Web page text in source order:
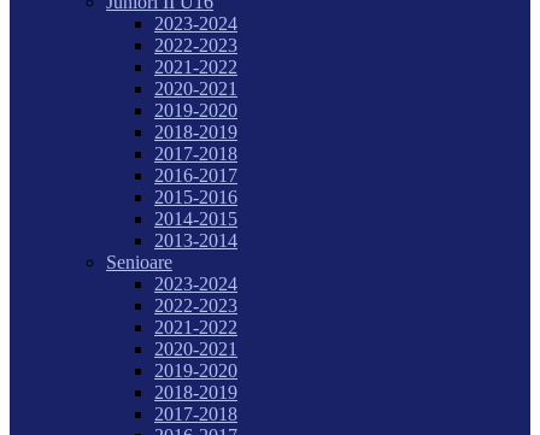
2023-2024
2022-2023
2021-2022
2020-2021
2019-2020
2018-2019
2017-2018
2016-2017
2015-2016
2014-2015
2013-2014
Senioare
2023-2024
2022-2023
2021-2022
2020-2021
2019-2020
2018-2019
2017-2018